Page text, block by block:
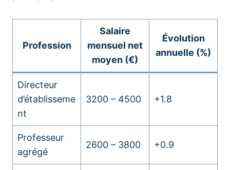
Profession
Salaire
mensuel net
moyen (€)
Évolution
annuelle (%)
Directeur
d’établisseme
nt
3200 – 4500 +1.8
Professeur
agrégé
2600 – 3800 +0.9